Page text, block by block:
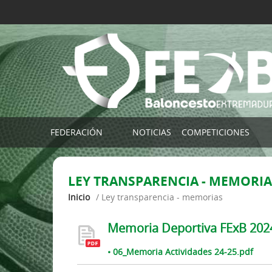
FEDERACIÓN
Imagen Corporativa FExB
Contactar
Localización
Plataforma FExB (Clubes)
App Afición FExB
NOTICIAS COMPETICIONES
COMPETICIONES
TORNEO
Buscador de Partidos
Por Clubes
Por Localidades
TEMPORADAS
LEY TRANSPARENCIA -
Inicio / ley transparencia - memorias
Memoria Deportiva FExB
• 06_Memoria Actividades 24-25.pdf